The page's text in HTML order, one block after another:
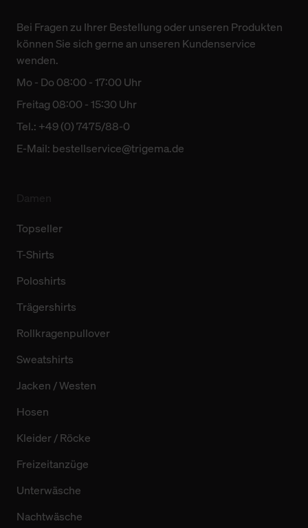
Bei Fragen zu Ihrer Bestellung oder unseren Produkten
können Sie sich gerne an unseren Kundenservice
wenden.
Mo - Do 08:00 - 17:00 Uhr
Freitag 08:00 - 15:30 Uhr
Tel.: +49 (0) 7475/88-0
E-Mail: bestellservice@trigema.de
Topseller
T-Shirts
Poloshirts
Trägershirts
Rollkragenpullover
Sweatshirts
Jacken / Westen
Hosen
Kleider / Röcke
Freizeitanzüge
Unterwäsche
Nachtwäsche